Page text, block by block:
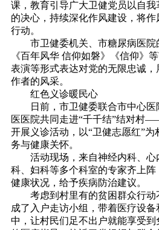
课，教育引导广大卫健党员以自
的决心，持续深化作风建设，将
行动。
市卫健委机关、市糖尿病医院
《百年风华 信仰如磐》《信仰》
表演等形式表达对党的无限忠诚
作者的风采。
红色义诊暖民心
日前，市卫健委联合市中心医
医医院共同走进“千千结”结对村
开展义诊活动，以“卫健志愿红”为
务与健康关怀。
活动现场，来自神经内科、心
科、妇科等多个科室的专家齐上
健康状况，给予疾病防治建议。
考虑到村里有的贫困群众行动
成了入户走访小组，带着医疗设
中，让村民们足不出户就能享受